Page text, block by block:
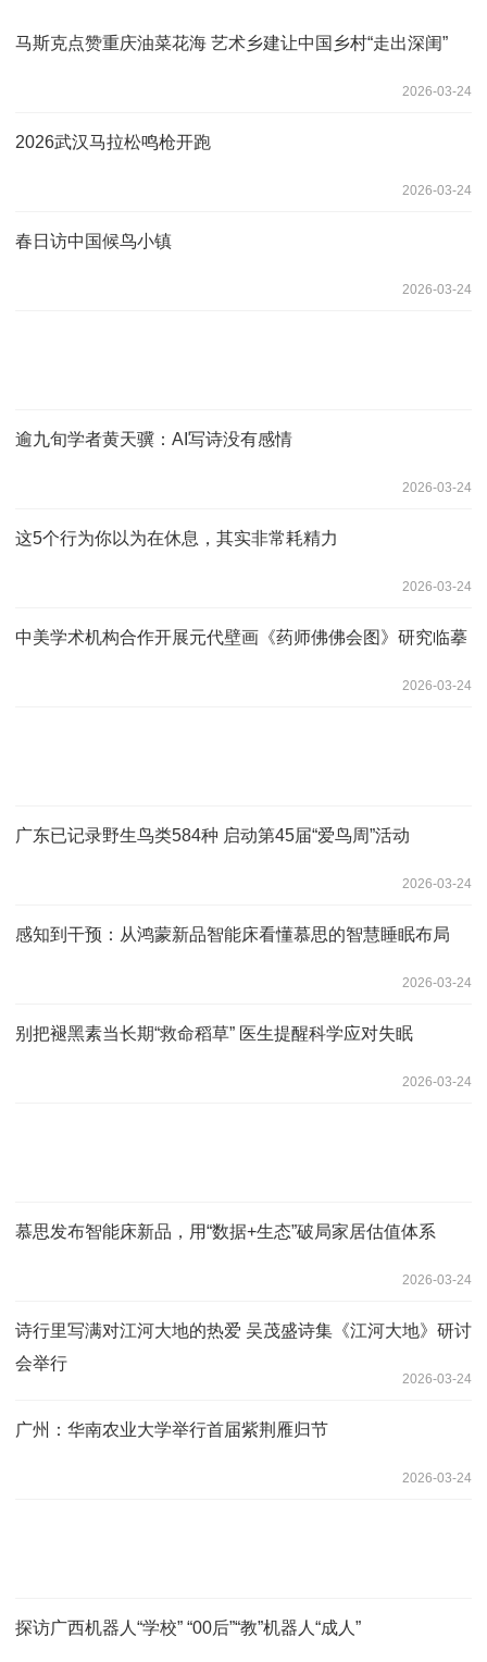
马斯克点赞重庆油菜花海 艺术乡建让中国乡村“走出深闺”
2026-03-24
2026武汉马拉松鸣枪开跑
2026-03-24
春日访中国候鸟小镇
2026-03-24
逾九旬学者黄天骥：AI写诗没有感情
2026-03-24
这5个行为你以为在休息，其实非常耗精力
2026-03-24
中美学术机构合作开展元代壁画《药师佛佛会图》研究临摹
2026-03-24
广东已记录野生鸟类584种 启动第45届“爱鸟周”活动
2026-03-24
感知到干预：从鸿蒙新品智能床看懂慕思的智慧睡眠布局
2026-03-24
别把褪黑素当长期“救命稻草” 医生提醒科学应对失眠
2026-03-24
慕思发布智能床新品，用“数据+生态”破局家居估值体系
2026-03-24
诗行里写满对江河大地的热爱 吴茂盛诗集《江河大地》研讨
会举行
2026-03-24
广州：华南农业大学举行首届紫荆雁归节
2026-03-24
探访广西机器人“学校” “00后”“教”机器人“成人”